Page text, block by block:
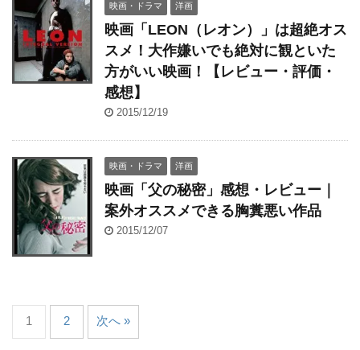
映画・ドラマ 洋画
映画「LEON（レオン）」は超絶オス
スメ！大作嫌いでも絶対に観といた
方がいい映画！【レビュー・評価・
感想】
2015/12/19
映画・ドラマ 洋画
映画「父の秘密」感想・レビュー｜
案外オススメできる胸糞悪い作品
2015/12/07
1 2 次へ »